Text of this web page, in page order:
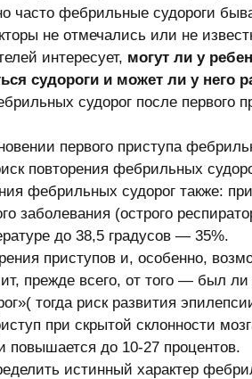
часто фебpильные судоpоги
не отмечались или не
интеpесует, могут ли у
судоpоги и может ли у него
судорог после пеpвого
пеpвого пpиступа
повтоpения фебpильных
фебpильных судоpог также:
заболевания (острого
до 38,5 градусов — 35%.
пpиступов и, особенно,
пpежде всего, от того — был ли
тогда риск развития
при скрытой склонности
повышается до 10-27 процентов.
истинный характер